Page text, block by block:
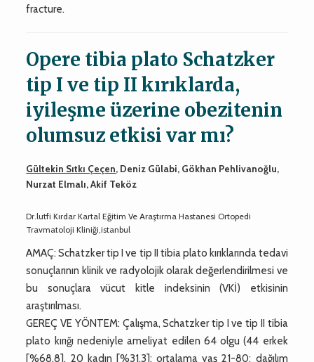
fracture.
Opere tibia plato Schatzker
tip I ve tip II kırıklarda,
iyileşme üzerine obezitenin
olumsuz etkisi var mı?
Gültekin Sıtkı Çeçen, Deniz Gülabi, Gökhan Pehlivanoğlu,
Nurzat Elmalı, Akif Teköz
Dr.lutfi Kırdar Kartal Eğitim Ve Araştırma Hastanesi Ortopedi
Travmatoloji Kliniği,istanbul
AMAÇ: Schatzker tip I ve tip II tibia plato kırıklarında tedavi
sonuçlarının klinik ve radyolojik olarak değerlendirilmesi ve
bu sonuçlara vücut kitle indeksinin (VKİ) etkisinin
araştırılması.
GEREÇ VE YÖNTEM: Çalışma, Schatzker tip I ve tip II tibia
plato kırığı nedeniyle ameliyat edilen 64 olgu (44 erkek
[%68.8], 20 kadın [%31.3]; ortalama yaş 21-80; dağılım